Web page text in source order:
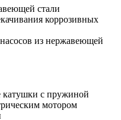
стали
коррозивных
из нержавеющей
катушки с пружиной
мотором